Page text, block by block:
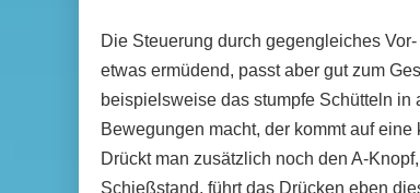
Die Steuerung durch gegengleiches
etwas ermüdend, passt aber gut zum
beispielsweise das stumpfe Schütteln
Bewegungen macht, der kommt auf
Drückt man zusätzlich noch den A-
Schießstand, führt das Drücken eben